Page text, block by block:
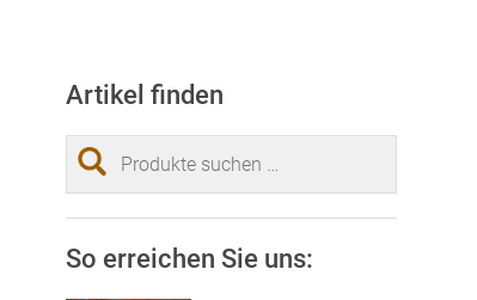
Artikel finden
Suchen
nach:
So erreichen Sie uns: